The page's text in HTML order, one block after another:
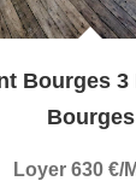
Bourges 3
Bourges
Loyer 630 €/